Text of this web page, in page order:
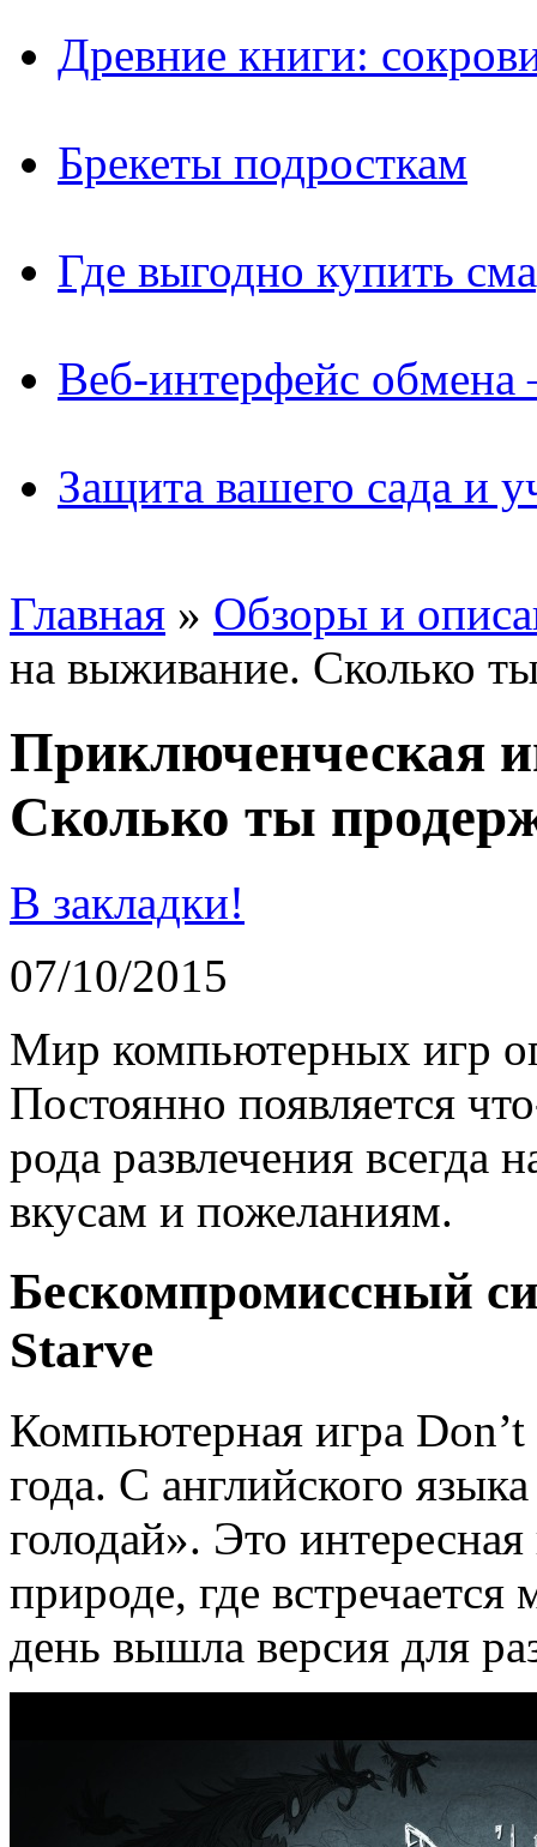
Древние книги:
Брекеты подросткам
Где выгодно купить
Веб-интерфейс
Защита вашего сада и
Главная » Обзоры и
на выживание. Сколько
Приключенческая
Сколько ты
В закладки!
07/10/2015
Мир компьютерных игр
Постоянно появляется
рода развлечения всегда
вкусам и пожеланиям.
Бескомпромиссный
Starve
Компьютерная игра
года. С английского
голодай». Это
природе, где
день вышла версия для